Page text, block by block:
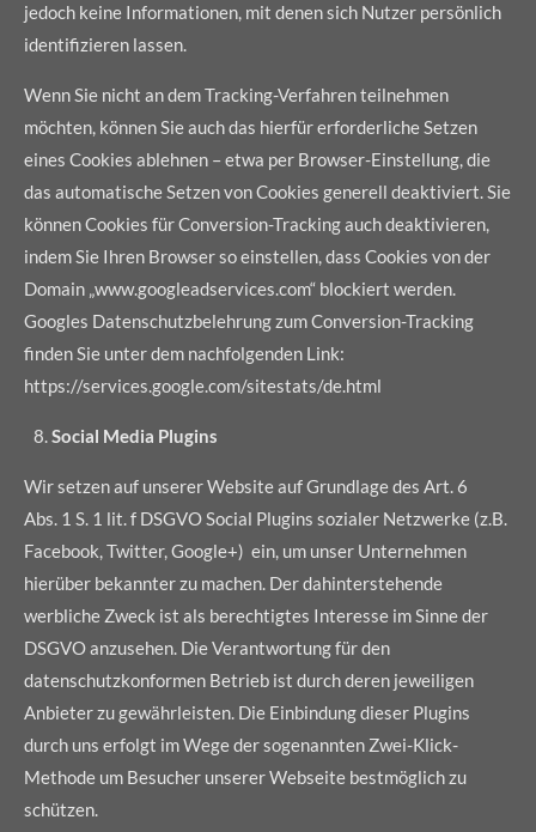
jedoch keine Informationen, mit denen sich Nutzer persönlich
identifizieren lassen.
Wenn Sie nicht an dem Tracking-Verfahren teilnehmen
möchten, können Sie auch das hierfür erforderliche Setzen
eines Cookies ablehnen – etwa per Browser-Einstellung, die
das automatische Setzen von Cookies generell deaktiviert. Sie
können Cookies für Conversion-Tracking auch deaktivieren,
indem Sie Ihren Browser so einstellen, dass Cookies von der
Domain „www.googleadservices.com“ blockiert werden.
Googles Datenschutzbelehrung zum Conversion-Tracking
finden Sie unter dem nachfolgenden Link:
https://services.google.com/sitestats/de.html
Social Media Plugins
Wir setzen auf unserer Website auf Grundlage des Art. 6
Abs. 1 S. 1 lit. f DSGVO Social Plugins sozialer Netzwerke (z.B.
Facebook, Twitter, Google+) ein, um unser Unternehmen
hierüber bekannter zu machen. Der dahinterstehende
werbliche Zweck ist als berechtigtes Interesse im Sinne der
DSGVO anzusehen. Die Verantwortung für den
datenschutzkonformen Betrieb ist durch deren jeweiligen
Anbieter zu gewährleisten. Die Einbindung dieser Plugins
durch uns erfolgt im Wege der sogenannten Zwei-Klick-
Methode um Besucher unserer Webseite bestmöglich zu
schützen.